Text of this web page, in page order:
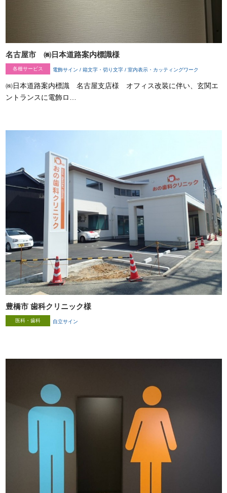
名古屋市 ㈱日本道路案内標識様
各種サービス 電飾サイン / 箱文字・切り文字 / 室内表示・カッティングワーク
㈱日本道路案内標識 名古屋支店様 オフィス改装に伴い、玄関エ
ントランスに電飾ロ…
豊橋市 歯科クリニック様
医科・歯科 自立サイン